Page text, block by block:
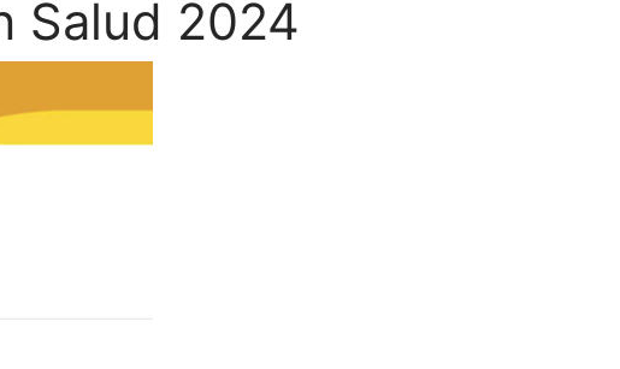
Salud 2024